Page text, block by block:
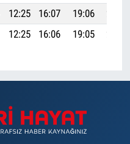
12:25 16:07 19:06
12:25 16:06 19:05